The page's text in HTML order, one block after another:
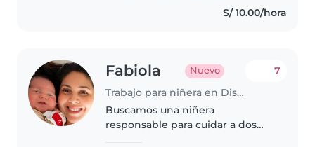
S/ 10.00/hora
Fabiola Nuevo
Trabajo para niñera en Distrito de Miraflores
7
Buscamos una niñera
responsable para cuidar a dos